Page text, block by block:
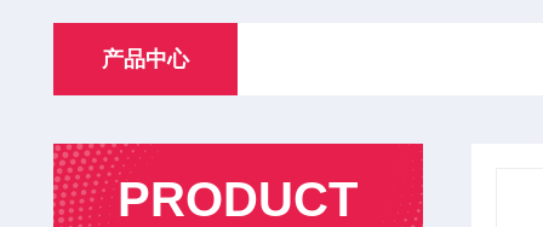
产品中心
PRODUCT